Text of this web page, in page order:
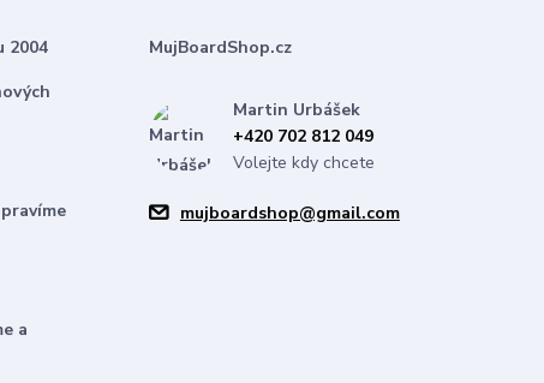
2004
a
MujBoardShop.cz
Martin Urbášek
+420 702 812 049
Volejte kdy chcete
mujboardshop@gmail.com